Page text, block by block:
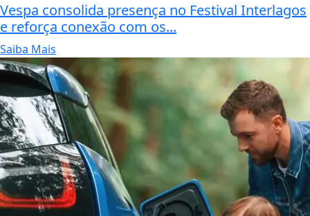
Vespa consolida presença no Festival Interlagos
e reforça conexão com os...
Saiba Mais